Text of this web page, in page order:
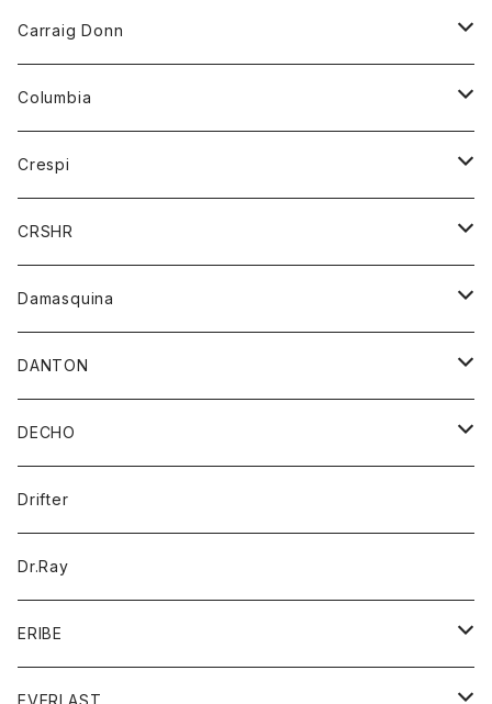
チーフ
バンダナ
トレーナー
パーカー
ショートパンツ
オーバーオール
カーディガン
Tシャツ
パーカー
ハーフスリーブTシャツ
Carraig Donn
ニット
Columbia
アウター
ジャケット
Crespi
ジャケット
ワンピース
ブラウス
CRSHR
キャップ
Damasquina
ウォレット
カードケース
バッグ
DANTON
アウター
コート
ジャケット
アクセサリー
バッグ
キッズ
シャツ
Tシャツ
グッズ
帽子
トップス
DECHO
帽子
Drifter
Dr.Ray
ERIBE
ニット
EVERLAST